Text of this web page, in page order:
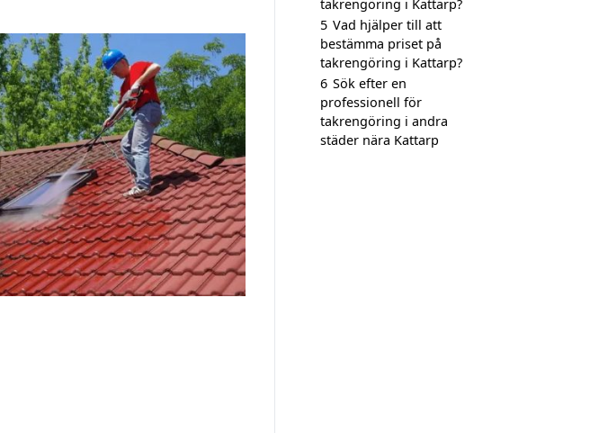
takrengöring i Kattarp?
5 Vad hjälper till att
bestämma priset på
takrengöring i Kattarp?
6 Sök efter en
professionell för
takrengöring i andra
städer nära Kattarp